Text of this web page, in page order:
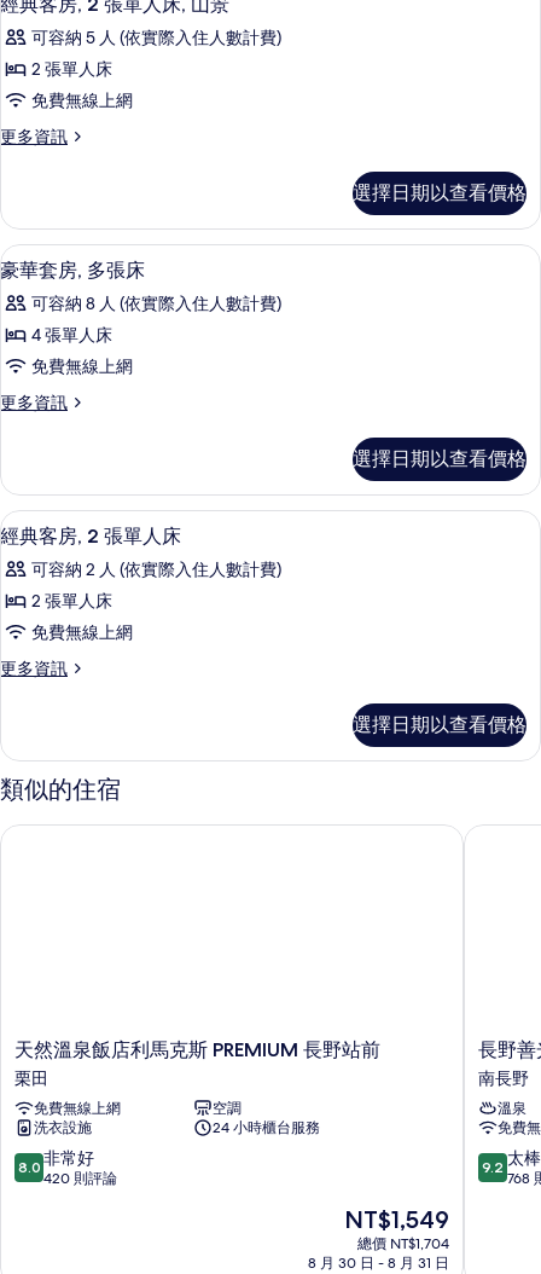
片
山
景
的
所
有
床,
山
的
詳
情
示
經
典
客
房,
張
單
人
床,
山
景
的
相
片
可容納 5 人 (依實際入住人數計費)
2 張單人床
免費無線上網
更多資訊
更
客
房,
2
單
人
山
景
的
選擇日期以查看價格
顯
示
豪
華
套
房,
張
床
的
所
有
相
片
豪華套房, 多張床 | 客房內保險箱、書
10
豪華套房, 多張床
可容納 8 人 (依實際入住人數計費)
4 張單人床
免費無線上網
更多資訊
更
套
房,
多
床
的
情
選擇日期以查看價格
顯
示
經
典
客
房,
張
單
人
床
經典客房, 2 張單人床 | 客房內保險箱
10
經典客房, 2 張單人床
可容納 2 人 (依實際入住人數計費)
2 張單人床
免費無線上網
更多資訊
更
客
房,
2
單
選擇日期以查看價格
類似的住宿
天
然
溫
泉
飯
店
利
天然溫泉飯店利馬克斯 PREMIUM 長野站前
栗田
免費無線上網
空調
洗衣設施
24 小時櫃台服務
8.0
分，
8.0 非常好
420 則評論
現
在
價
NT$1,549
總價 NT$1,704
8 月 30 日 - 8 月 31 日
天然溫泉飯店利馬克斯 PREMIUM 長野站前
長
野
善
光
之
湯
天
長野善
南長野
溫泉
免費
9.2
分，
9.2 太
768
長野善